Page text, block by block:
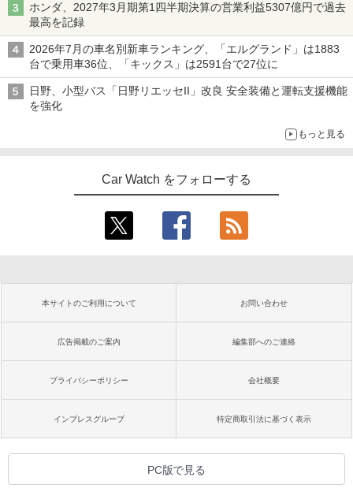
ホンダ、2027年3月期第1四半期決算の営業利益5307億円で過去
最高を記録
2026年7月の車名別新車ランキング、「エルグランド」は1883
台で乗用車36位、「キックス」は2591台で27位に
日野、小型バス「日野リエッセII」改良 安全装備と運転支援機能
を強化
もっと見る
Car Watch をフォローする
本サイトのご利用について お問い合わせ
広告掲載のご案内 編集部へのご連絡
プライバシーポリシー 会社概要
インプレスグループ 特定商取引法に基づく表示
PC版で見る